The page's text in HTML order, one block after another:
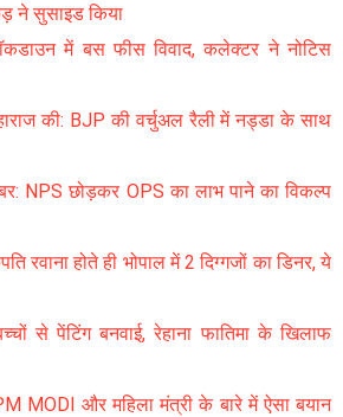
ने सुसाइड किया
में बस फीस विवाद, कलेक्टर ने नोटिस
की: BJP की वर्चुअल रैली में नड्डा के साथ
NPS छोड़कर OPS का लाभ पाने का विकल्प
रवाना होते ही भोपाल में 2 दिग्गजों का डिनर, ये
से पेंटिंग बनवाई, रेहाना फातिमा के खिलाफ
MODI और महिला मंत्री के बारे में ऐसा बयान